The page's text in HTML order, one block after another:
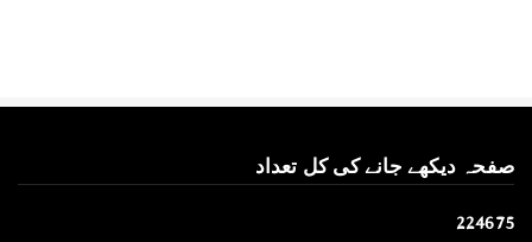
صفحہ دیکھے جانے کی کل تعداد
224675